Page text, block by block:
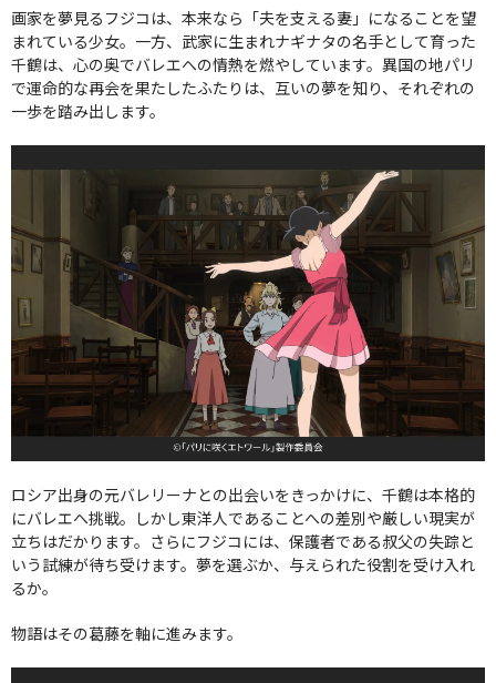
画家を夢見るフジコは、本来なら「夫を支える妻」になることを望
まれている少女。一方、武家に生まれナギナタの名手として育った
千鶴は、心の奥でバレエへの情熱を燃やしています。異国の地パリ
で運命的な再会を果たしたふたりは、互いの夢を知り、それぞれの
一歩を踏み出します。
ロシア出身の元バレリーナとの出会いをきっかけに、千鶴は本格的
にバレエへ挑戦。しかし東洋人であることへの差別や厳しい現実が
立ちはだかります。さらにフジコには、保護者である叔父の失踪と
いう試練が待ち受けます。夢を選ぶか、与えられた役割を受け入れ
るか。
物語はその葛藤を軸に進みます。